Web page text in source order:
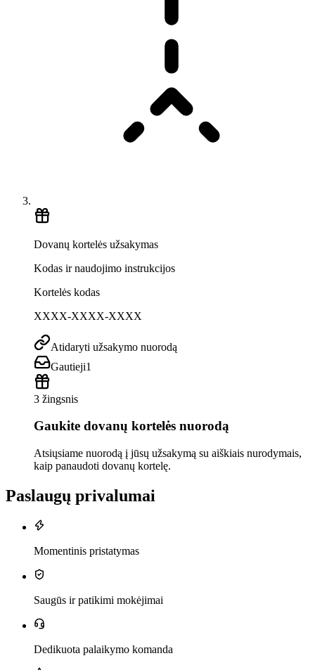
Dovanų kortelės užsakymas
Kodas ir naudojimo instrukcijos
Kortelės kodas
XXXX-XXXX-XXXX
Atidaryti užsakymo nuorodą
Gautieji1
3 žingsnis
Gaukite dovanų kortelės nuorodą
Atsiųsiame nuorodą į jūsų užsakymą su aiškiais nurodymais,
kaip panaudoti dovanų kortelę.
Paslaugų privalumai
Momentinis pristatymas
Saugūs ir patikimi mokėjimai
Dedikuota palaikymo komanda